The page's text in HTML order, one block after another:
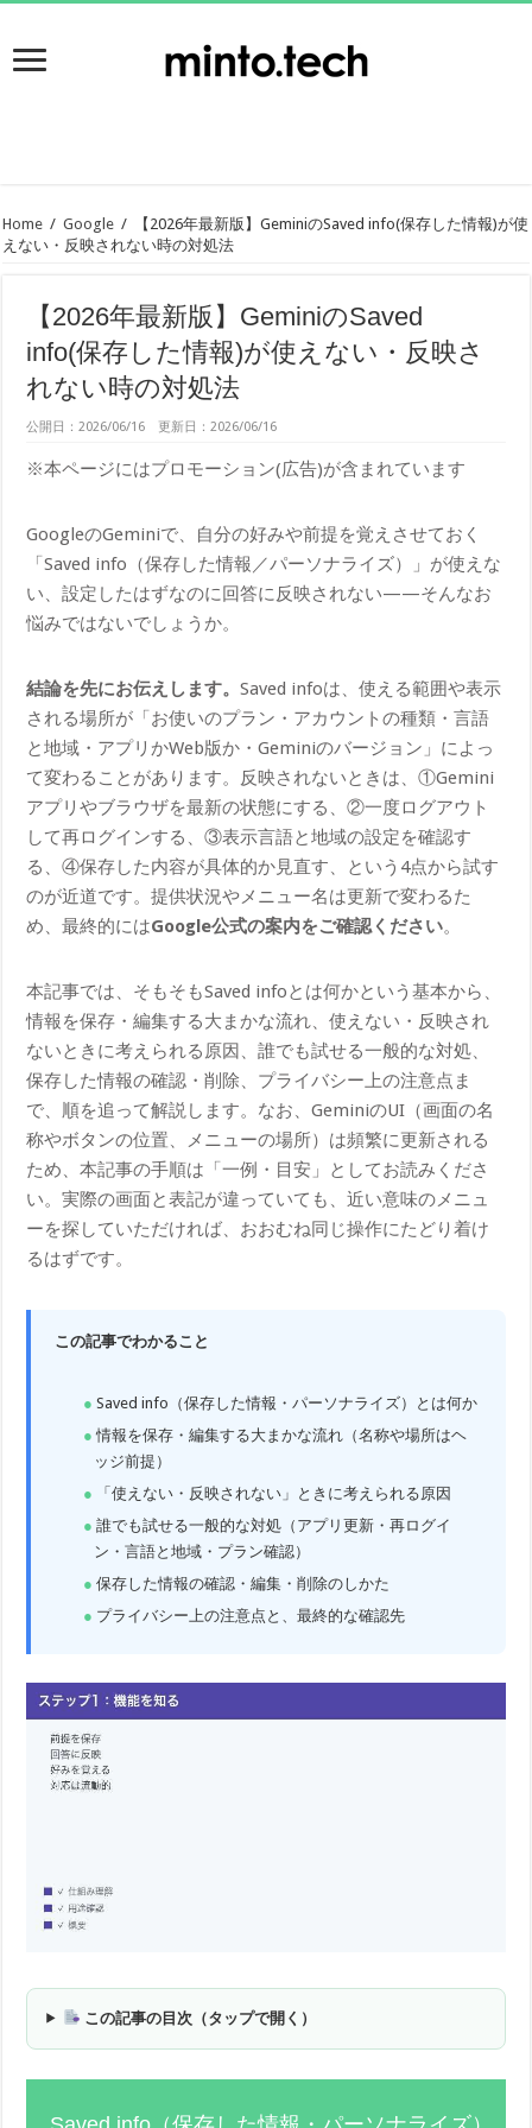
Home / Google /
【2026年最新版】GeminiのSaved info(保存した情報)が使
えない・反映されない時の対処法
【2026年最新版】GeminiのSaved
info(保存した情報)が使えない・反映さ
れない時の対処法
公開日：2026/06/16 更新日：2026/06/16
※本ページにはプロモーション(広告)が含まれています
GoogleのGeminiで、自分の好みや前提を覚えさせておく
「Saved info（保存した情報／パーソナライズ）」が使えな
い、設定したはずなのに回答に反映されない——そんなお
悩みではないでしょうか。
結論を先にお伝えします。Saved infoは、使える範囲や表示
される場所が「お使いのプラン・アカウントの種類・言語
と地域・アプリかWeb版か・Geminiのバージョン」によっ
て変わることがあります。反映されないときは、①Gemini
アプリやブラウザを最新の状態にする、②一度ログアウト
して再ログインする、③表示言語と地域の設定を確認す
る、④保存した内容が具体的か見直す、という4点から試す
のが近道です。提供状況やメニュー名は更新で変わるた
め、最終的にはGoogle公式の案内をご確認ください。
本記事では、そもそもSaved infoとは何かという基本から、
情報を保存・編集する大まかな流れ、使えない・反映され
ないときに考えられる原因、誰でも試せる一般的な対処、
保存した情報の確認・削除、プライバシー上の注意点ま
で、順を追って解説します。なお、GeminiのUI（画面の名
称やボタンの位置、メニューの場所）は頻繁に更新される
ため、本記事の手順は「一例・目安」としてお読みくださ
い。実際の画面と表記が違っていても、近い意味のメニュ
ーを探していただければ、おおむね同じ操作にたどり着け
るはずです。
この記事でわかること
Saved info（保存した情報・パーソナライズ）とは何か
情報を保存・編集する大まかな流れ（名称や場所はヘ
ッジ前提）
「使えない・反映されない」ときに考えられる原因
誰でも試せる一般的な対処（アプリ更新・再ログイ
ン・言語と地域・プラン確認）
保存した情報の確認・編集・削除のしかた
プライバシー上の注意点と、最終的な確認先
この記事の目次（タップで開く）